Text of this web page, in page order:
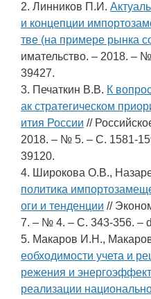
2. Линников П.И.
и концепции
тве (на примере рынка
имательство. – 2018. –
39427.
3. Печаткин В.В. К
ак стратегическом
ития России //
2018. – № 5. – С. 1581-
39120.
4. Широкова О.В.,
политика
оги и тенденции //
7. – № 4. – С. 343-356. –
5. Макаров И.Н.,
еобходимости учета и
режения и
реализации